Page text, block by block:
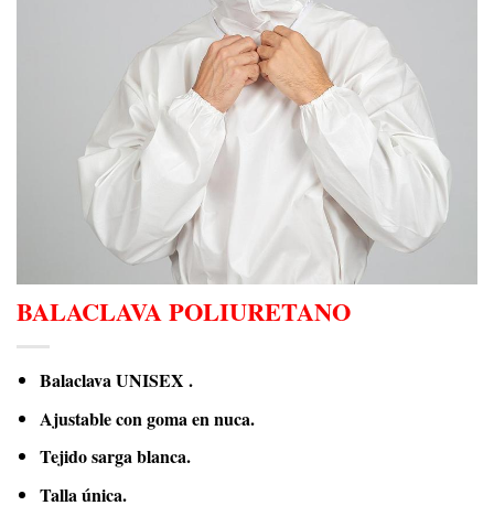
BALACLAVA POLIURETANO
Balaclava UNISEX .
Ajustable con goma en nuca.
Tejido sarga blanca.
Talla única.